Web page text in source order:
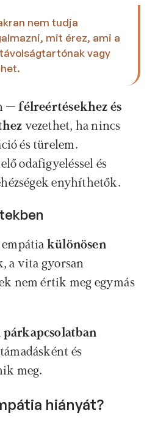
nem tudja
mit érez, ami a
vagy
– félreértésekhez és
vezethet, ha nincs
és türelem.
odafigyeléssel és
enyhíthetők.
különösen
a vita gyorsan
nem értik meg egymás
és
meg.
hiányát?